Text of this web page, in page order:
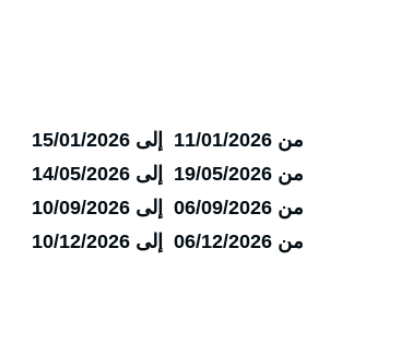
من 11/01/2026 إلى 15/01/2026
من 19/05/2026 إلى 14/05/2026
من 06/09/2026 إلى 10/09/2026
من 06/12/2026 إلى 10/12/2026